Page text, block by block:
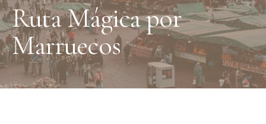
Ruta Mágica por
Marruecos